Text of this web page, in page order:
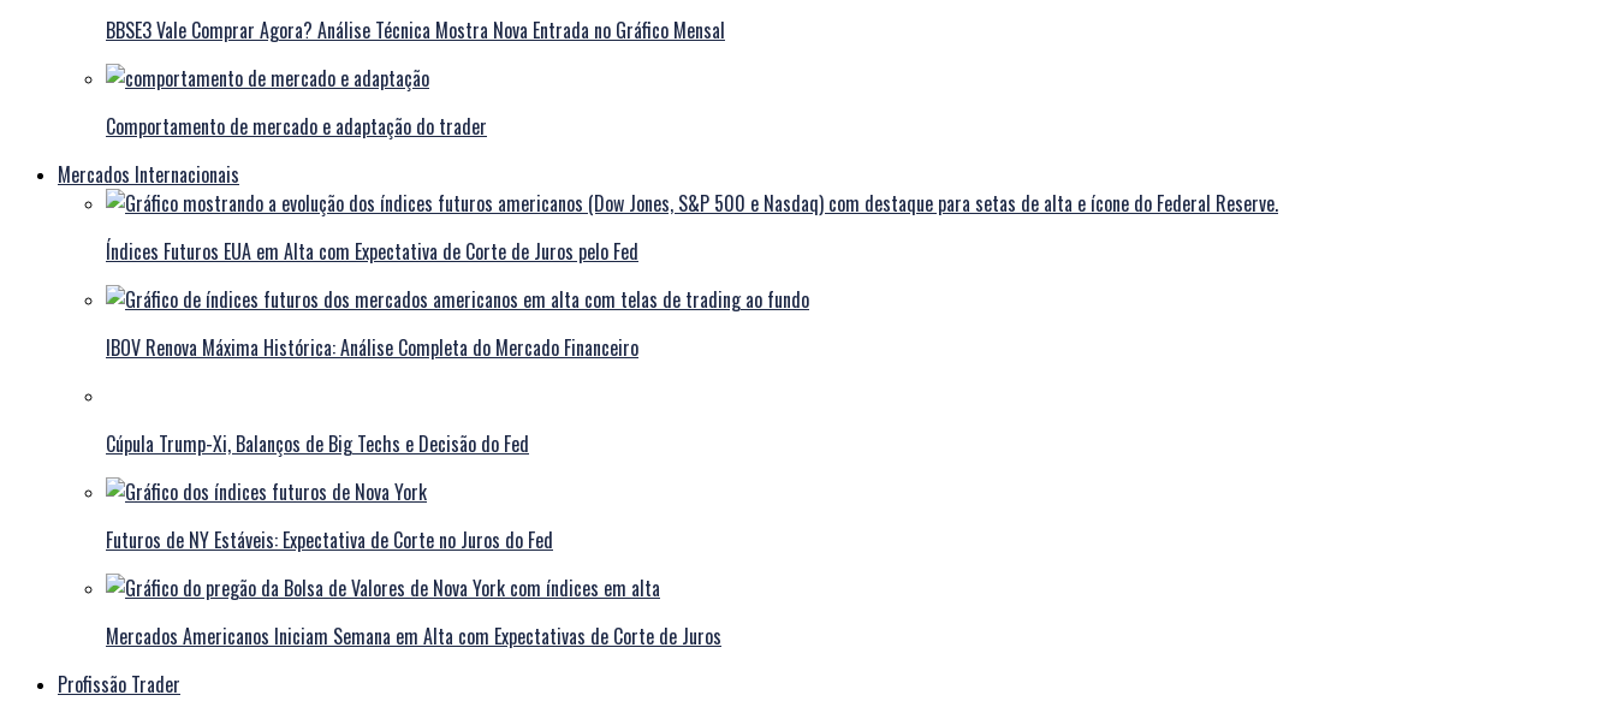
BBSE3 Vale Comprar Agora? Análise Técnica Mostra Nova Entrada no Gráfico Mensal
Comportamento de mercado e adaptação do trader
Mercados Internacionais
Índices Futuros EUA em Alta com Expectativa de Corte de Juros pelo Fed
IBOV Renova Máxima Histórica: Análise Completa do Mercado Financeiro
Cúpula Trump-Xi, Balanços de Big Techs e Decisão do Fed
Futuros de NY Estáveis: Expectativa de Corte no Juros do Fed
Mercados Americanos Iniciam Semana em Alta com Expectativas de Corte de Juros
Profissão Trader